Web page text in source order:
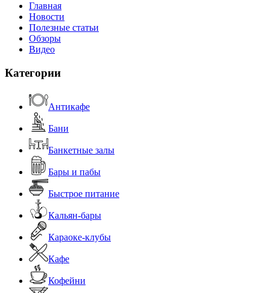
Главная
Новости
Полезные статьи
Обзоры
Видео
Категории
Антикафе
Бани
Банкетные залы
Бары и пабы
Быстрое питание
Кальян-бары
Караоке-клубы
Кафе
Кофейни